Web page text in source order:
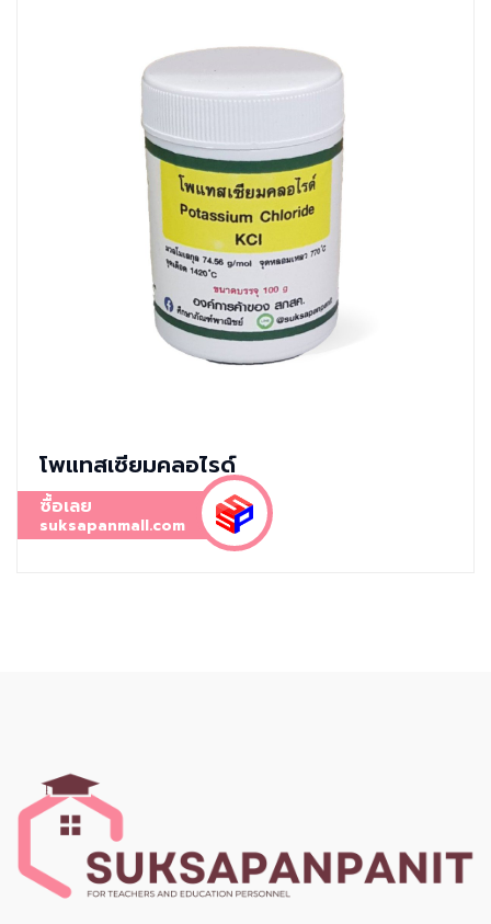
โพแทสเซียมคลอไรด์
ซื้อเลย
suksapanmall.com